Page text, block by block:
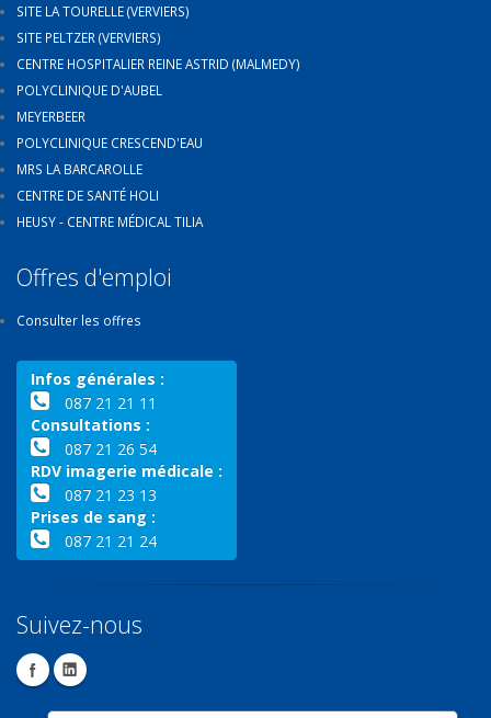
SITE LA TOURELLE (VERVIERS)
SITE PELTZER (VERVIERS)
CENTRE HOSPITALIER REINE ASTRID (MALMEDY)
POLYCLINIQUE D'AUBEL
MEYERBEER
POLYCLINIQUE CRESCEND'EAU
MRS LA BARCAROLLE
CENTRE DE SANTÉ HOLI
HEUSY - CENTRE MÉDICAL TILIA
Offres d'emploi
Consulter les offres
Infos générales :
087 21 21 11
Consultations :
087 21 26 54
RDV imagerie médicale :
087 21 23 13
Prises de sang :
087 21 21 24
Suivez-nous